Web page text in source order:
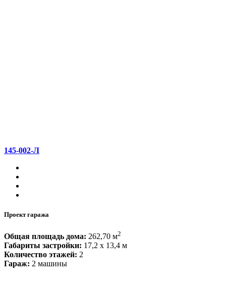
145-002-Л
Проект гаража
Общая площадь дома: 262,70 м2
Габариты застройки: 17,2 x 13,4 м
Количество этажей: 2
Гараж: 2 машины